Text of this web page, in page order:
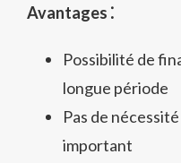
Avantages ⁚
Possibilité de
longue période
Pas de
important